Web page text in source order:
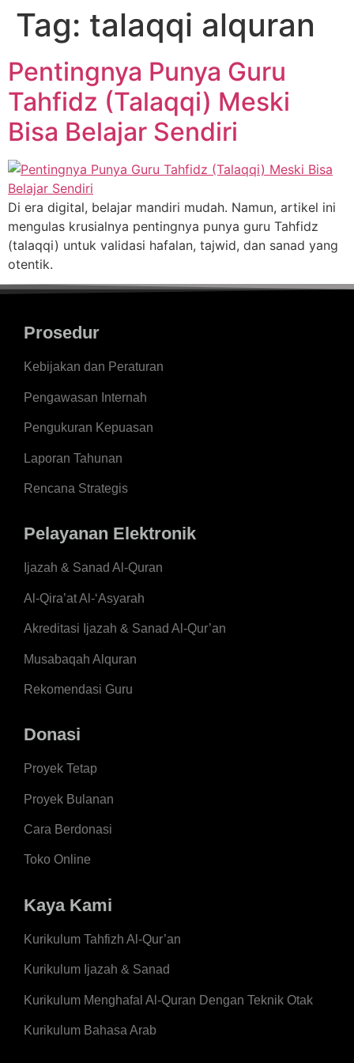
Tag: talaqqi alquran
Pentingnya Punya Guru
Tahfidz (Talaqqi) Meski
Bisa Belajar Sendiri
Di era digital, belajar mandiri mudah. Namun, artikel ini
mengulas krusialnya pentingnya punya guru Tahfidz
(talaqqi) untuk validasi hafalan, tajwid, dan sanad yang
otentik.
Prosedur
Kebijakan dan Peraturan
Pengawasan Internah
Pengukuran Kepuasan
Laporan Tahunan
Rencana Strategis
Pelayanan Elektronik
Ijazah & Sanad Al-Quran
Al-Qira’at Al-‘Asyarah
Akreditasi Ijazah & Sanad Al-Qur’an
Musabaqah Alquran
Rekomendasi Guru
Donasi
Proyek Tetap
Proyek Bulanan
Cara Berdonasi
Toko Online
Kaya Kami
Kurikulum Tahfizh Al-Qur’an
Kurikulum Ijazah & Sanad
Kurikulum Menghafal Al-Quran Dengan Teknik Otak
Kurikulum Bahasa Arab